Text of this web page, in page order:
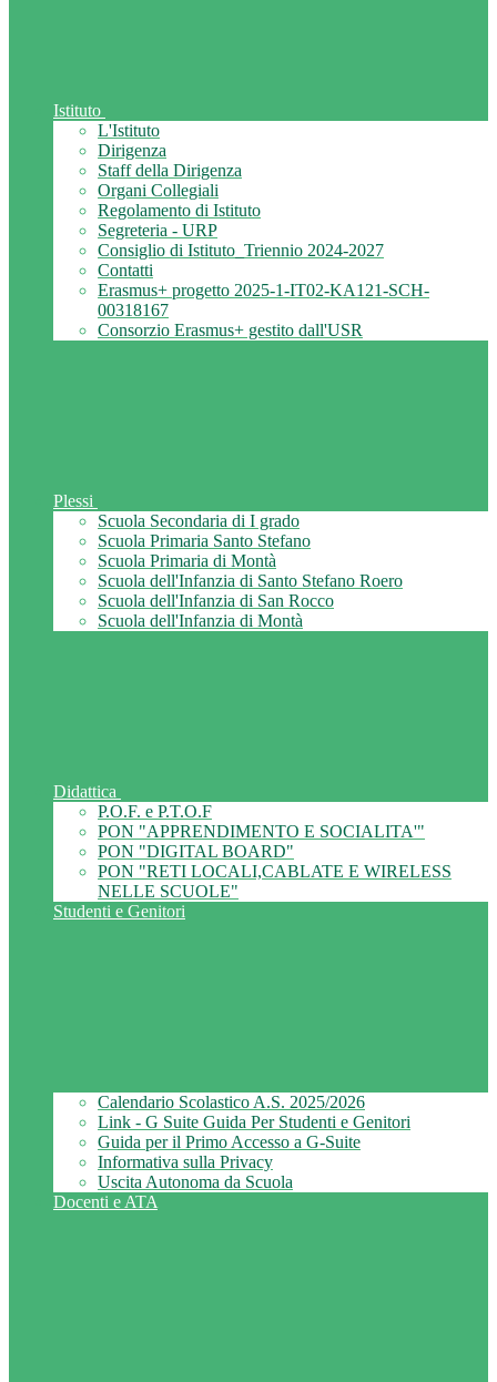
Istituto
L'Istituto
Dirigenza
Staff della Dirigenza
Organi Collegiali
Regolamento di Istituto
Segreteria - URP
Consiglio di Istituto_Triennio 2024-2027
Contatti
Erasmus+ progetto 2025-1-IT02-KA121-SCH-
00318167
Consorzio Erasmus+ gestito dall'USR
Plessi
Scuola Secondaria di I grado
Scuola Primaria Santo Stefano
Scuola Primaria di Montà
Scuola dell'Infanzia di Santo Stefano Roero
Scuola dell'Infanzia di San Rocco
Scuola dell'Infanzia di Montà
Didattica
P.O.F. e P.T.O.F
PON "APPRENDIMENTO E SOCIALITA'"
PON "DIGITAL BOARD"
PON "RETI LOCALI,CABLATE E WIRELESS
NELLE SCUOLE"
Studenti e Genitori
Calendario Scolastico A.S. 2025/2026
Link - G Suite Guida Per Studenti e Genitori
Guida per il Primo Accesso a G-Suite
Informativa sulla Privacy
Uscita Autonoma da Scuola
Docenti e ATA